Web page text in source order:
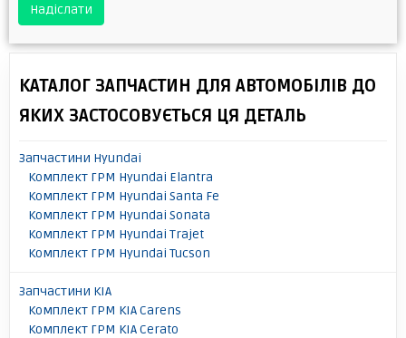
Надіслати
КАТАЛОГ ЗАПЧАСТИН ДЛЯ АВТОМОБІЛІВ ДО
ЯКИХ ЗАСТОСОВУЄТЬСЯ ЦЯ ДЕТАЛЬ
Запчастини Hyundai
Комплект ГРМ Hyundai Elantra
Комплект ГРМ Hyundai Santa Fe
Комплект ГРМ Hyundai Sonata
Комплект ГРМ Hyundai Trajet
Комплект ГРМ Hyundai Tucson
Запчастини KIA
Комплект ГРМ KIA Carens
Комплект ГРМ KIA Cerato